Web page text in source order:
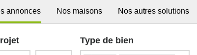
annonces Nos maisons Nos autres solutions
Type de bien